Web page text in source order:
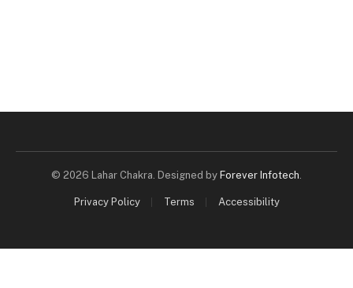
© 2026 Lahar Chakra. Designed by Forever Infotech.
Privacy Policy Terms Accessibility